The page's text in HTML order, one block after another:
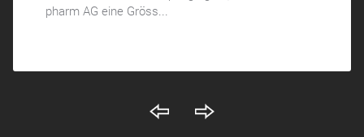
pharm AG eine Gröss...